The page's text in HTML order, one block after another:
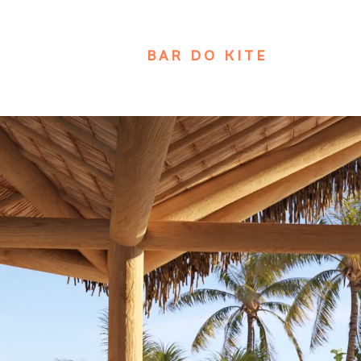
BAR DO KITE